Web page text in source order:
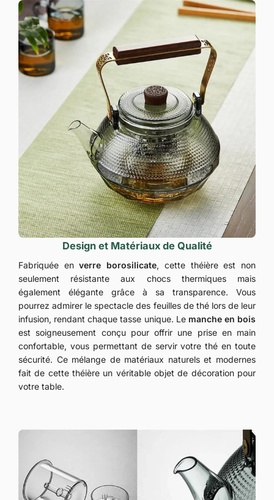
Design et Matériaux de Qualité
Fabriquée enverre borosilicate, cette théière est non
seulement résistante aux chocs thermiques mais
également élégante grâce à sa transparence. Vous
pourrez admirer le spectacle des feuilles de thé lors de leur
infusion, rendant chaque tasse unique. Le manche en bois
est soigneusement conçu pour offrir une prise en main
confortable, vous permettant de servir votre thé en toute
sécurité. Ce mélange de matériaux naturels et modernes
fait de cette théière un véritable objet de décoration pour
votre table.